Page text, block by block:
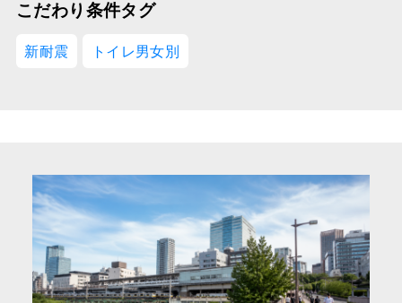
こだわり条件タグ
新耐震 トイレ男女別